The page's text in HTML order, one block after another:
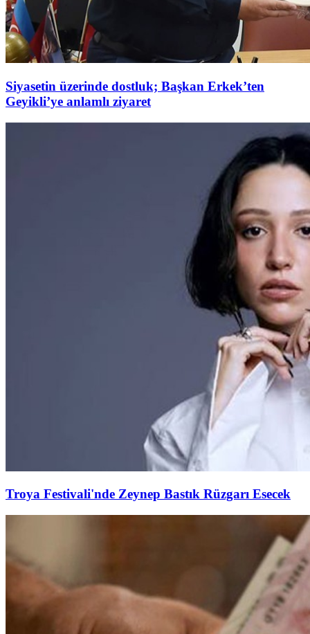
Siyasetin üzerinde dostluk; Başkan Erkek’ten
Geyikli’ye anlamlı ziyaret
Troya Festivali'nde Zeynep Bastık Rüzgarı Esecek